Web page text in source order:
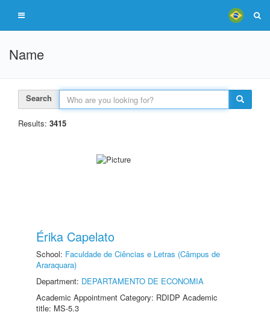
Name
Search
Results: 3415
Érika Capelato
School: Faculdade de Ciências e Letras (Câmpus de
Araraquara)
Department: DEPARTAMENTO DE ECONOMIA
Academic Appointment Category: RDIDP Academic
title: MS-5.3